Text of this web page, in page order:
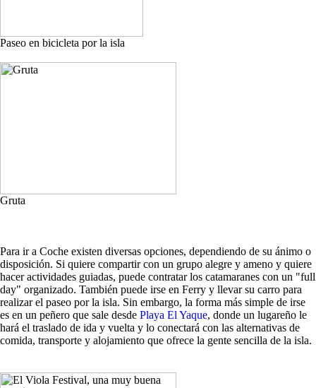
Paseo en bicicleta por la isla
Gruta
Para ir a Coche existen diversas opciones, dependiendo de su ánimo o
disposición. Si quiere compartir con un grupo alegre y ameno y quiere
hacer actividades guiadas, puede contratar los catamaranes con un "full
day" organizado. También puede irse en Ferry y llevar su carro para
realizar el paseo por la isla. Sin embargo, la forma más simple de irse
es en un peñero que sale desde Playa El Yaque, donde un lugareño le
hará el traslado de ida y vuelta y lo conectará con las alternativas de
comida, transporte y alojamiento que ofrece la gente sencilla de la isla.